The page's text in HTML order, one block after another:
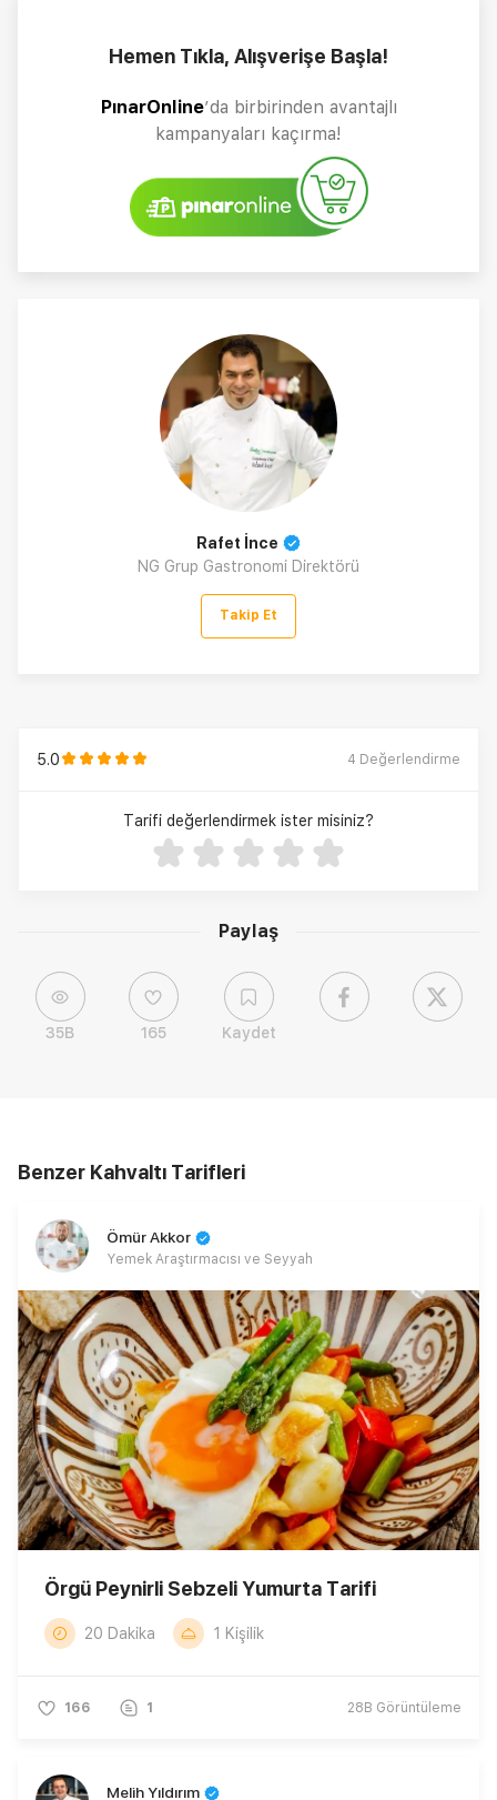
Paylaş
35B 165 Kaydet
Hemen Tıkla, Alışverişe Başla!
PınarOnline’da birbirinden avantajlı
kampanyaları kaçırma!
Rafet İnce
NG Grup Gastronomi Direktörü
Takip Et
5.0 4 Değerlendirme
Tarifi değerlendirmek ister misiniz?
Benzer Kahvaltı Tarifleri
Ömür Akkor
Yemek Araştırmacısı ve Seyyah
Örgü Peynirli Sebzeli Yumurta Tarifi
20 Dakika 1 Kişilik
166 1 28B Görüntüleme
Melih Yıldırım